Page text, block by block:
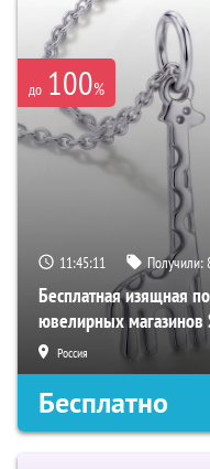
до 100%
11:45:10 Получили:
Бесплатная изящная
ювелирных магазинов
Россия
Бесплатно